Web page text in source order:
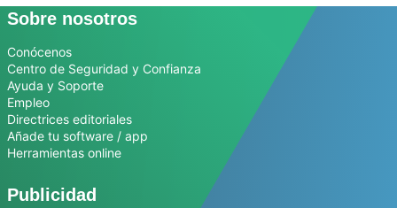
Sobre nosotros
Conócenos
Centro de Seguridad y Confianza
Ayuda y Soporte
Empleo
Directrices editoriales
Añade tu software / app
Herramientas online
Publicidad